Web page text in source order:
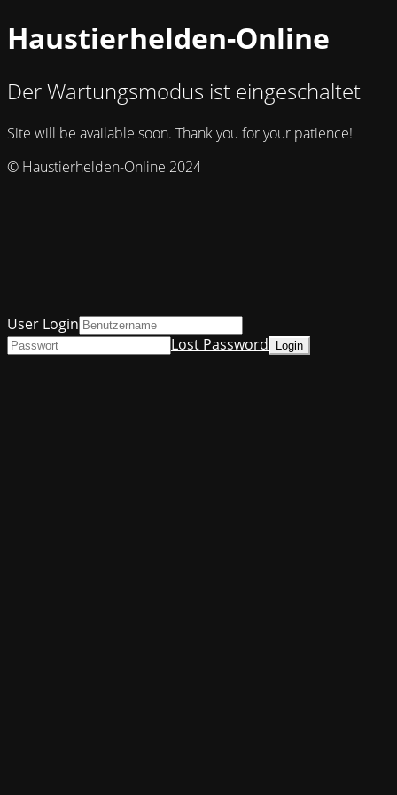
Haustierhelden-Online
Der Wartungsmodus ist eingeschaltet
Site will be available soon. Thank you for your patience!
© Haustierhelden-Online 2024
User Login
Lost Password